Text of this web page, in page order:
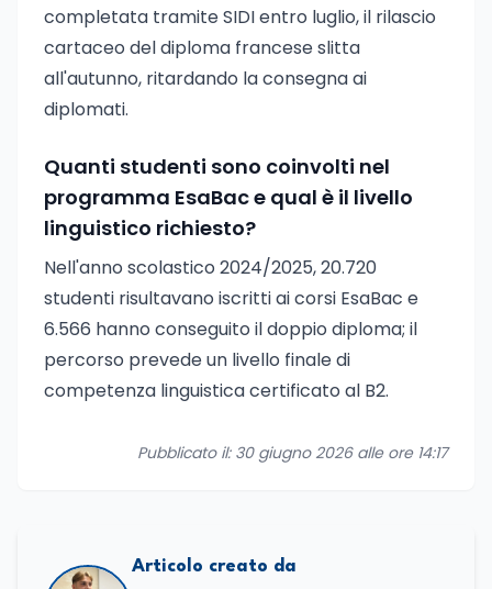
completata tramite SIDI entro luglio, il rilascio
cartaceo del diploma francese slitta
all'autunno, ritardando la consegna ai
diplomati.
Quanti studenti sono coinvolti nel
programma EsaBac e qual è il livello
linguistico richiesto?
Nell'anno scolastico 2024/2025, 20.720
studenti risultavano iscritti ai corsi EsaBac e
6.566 hanno conseguito il doppio diploma; il
percorso prevede un livello finale di
competenza linguistica certificato al B2.
Pubblicato il: 30 giugno 2026 alle ore 14:17
Articolo creato da